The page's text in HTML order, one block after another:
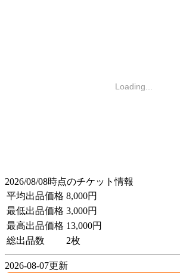
Loading...
2026/08/08時点のチケット情報
平均出品価格 8,000円
最低出品価格 3,000円
最高出品価格 13,000円
総出品数
2枚
2026-08-07更新